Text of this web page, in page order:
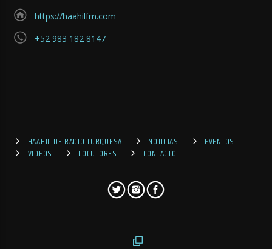
https://haahilfm.com
+52 983 182 8147
HAAHIL DE RADIO TURQUESA NOTICIAS
EVENTOS
VIDEOS
LOCUTORES CONTACTO